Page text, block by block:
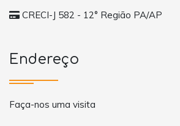
CRECI-J 582 - 12° Região PA/AP
Endereço
Faça-nos uma visita